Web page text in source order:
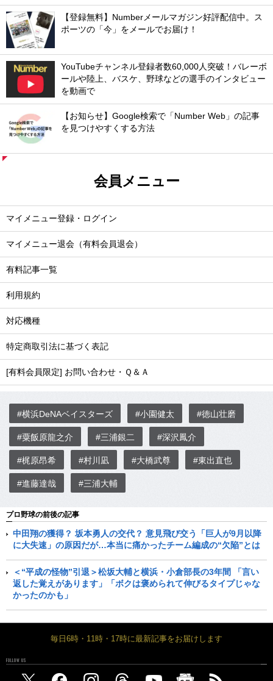
【登録無料】Numberメールマガジン好評配信中。ス
ポーツの「今」をメールでお届け！
YouTubeチャンネル登録者数60,000人突破！バレーボ
ールや陸上、バスケ、野球などの選手のインタビュー
を動画で
【お知らせ】Google検索で「Number Web」の記事
を見つけやすくする方法
会員メニュー
マイメニュー登録・ログイン
マイメニュー退会（有料会員退会）
有料記事一覧
利用規約
対応機種
特定商取引法に基づく表記
[有料会員限定] お問い合わせ・Ｑ＆Ａ
#横浜DeNAベイスターズ #小園健太 #徳山壮磨
#粟飯原龍之介 #三浦銀二 #深沢鳳介
#梶原昂希 #村川凪 #大橋武尊 #東出直也
#進藤達哉 #三浦大輔
プロ野球の前後の記事
中田翔の獲得？ 坂本勇人の交代？ 意見飛び交う「巨人が9月以降
に大失速」の原因だが…本当に痛かったチーム編成の“欠陥”とは
＜“平成の怪物”引退＞松坂大輔と横浜・小倉部長の3年間 「言い
返した覚えがあります」「ボクは褒められて伸びるタイプじゃな
かったのかも」
毎日6時・11時・17時に最新記事をお届けします
FOLLOW US